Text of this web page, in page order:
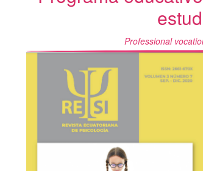
Professional
Barra
lateral
artículo